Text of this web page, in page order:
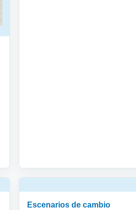
Escenarios de cambio